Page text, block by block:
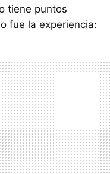
tiene puntos
fue la experiencia: